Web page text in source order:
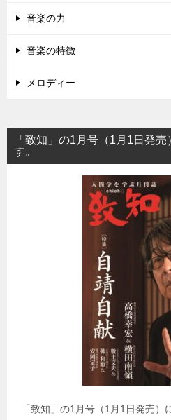
音楽の力
音楽の特徴
メロディー
「致知」の1月号（1月1日発
す。
「致知」の1月号（1月1日発売）